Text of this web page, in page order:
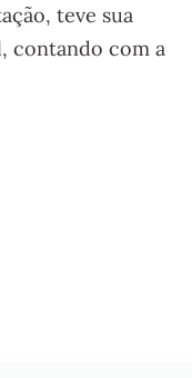
teve sua
contando com a